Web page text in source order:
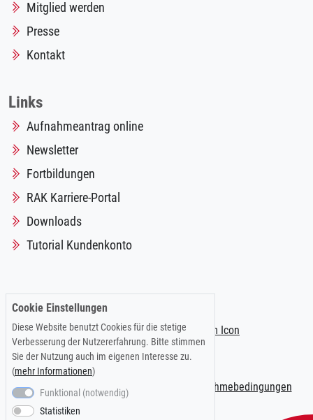
Mitglied werden
Presse
Kontakt
Links
Aufnahmeantrag online
Newsletter
Fortbildungen
RAK Karriere-Portal
Downloads
Tutorial Kundenkonto
Impressum |Datenschutzerklärung Teilnahmebedingungen
Cookie Einstellungen
Diese Website benutzt Cookies für die stetige
Verbesserung der Nutzererfahrung. Bitte stimmen
Sie der Nutzung auch im eigenen Interesse zu.
(mehr Informationen)
Funktional (notwendig)
Statistiken